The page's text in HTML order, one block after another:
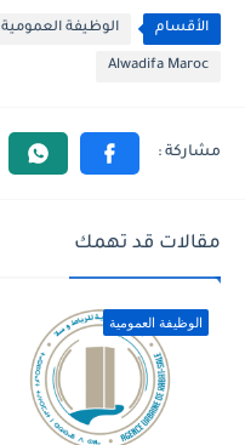
الأقسام الوظيفة العمومية
Alwadifa Maroc
مقالات قد تهمك
الوظيفة العمومية